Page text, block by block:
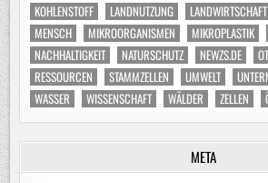
KOHLENSTOFF
LANDNUTZUNG LANDWIRTSCHAFT
MENSCH
MIKROORGANISMEN MIKROPLASTIK
NACHHALTIGKEIT
NATURSCHUTZ NEWZS.DE
RESSOURCEN
STAMMZELLEN UMWELT
WASSER
WISSENSCHAFT WÄLDER ZELLEN
META